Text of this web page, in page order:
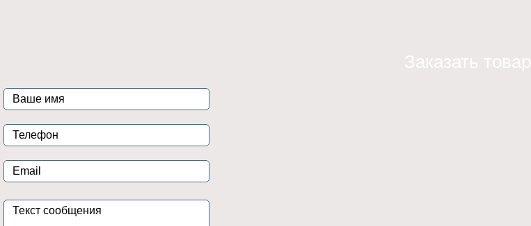
Заказать товар